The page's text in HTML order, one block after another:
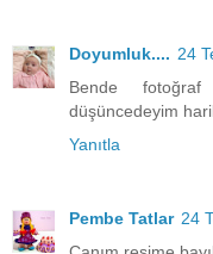
Doyumluk.... 24
Bende
düşüncedeyim
Yanıtla
Pembe Tatlar 24